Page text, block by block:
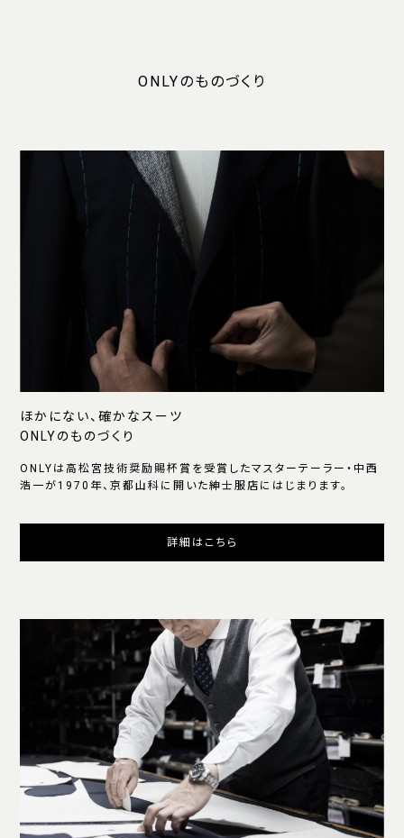
ONLYのものづくり
ほかにない、確かなスーツ
ONLYのものづくり
ONLYは高松宮技術奨励賜杯賞を受賞したマスターテーラー・中西
浩一が1970年、京都山科に開いた紳士服店にはじまります。
詳細はこちら